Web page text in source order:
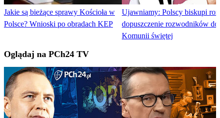
Jakie są bieżące sprawy Kościoła w
Polsce? Wnioski po obradach KEP
Ujawniamy: Polscy biskupi
dopuszczenie rozwodników do
Komunii świętej
Oglądaj na PCh24 TV